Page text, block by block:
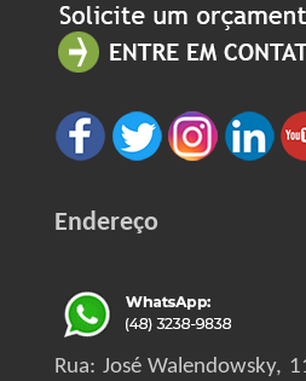
Endereço
Rua: José Walendowsky,